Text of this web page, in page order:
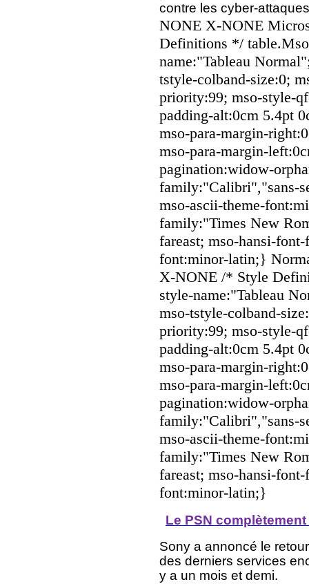
contre les cyber-
NONE X-NONE
Definitions */
name:"Tableau
tstyle-colband-size:0;
priority:99; mso-style-
padding-alt:0cm 5.4pt
mso-para-margin-
mso-para-margin-
pagination:widow-
family:"Calibri","sans-
mso-ascii-theme-
family:"Times New
fareast; mso-hansi-
font:minor-latin;}
X-NONE /* Style
style-name:"Tableau
mso-tstyle-colband-
priority:99; mso-style-
padding-alt:0cm 5.4pt
mso-para-margin-
mso-para-margin-
pagination:widow-
family:"Calibri","sans-
mso-ascii-theme-
family:"Times New
fareast; mso-hansi-
font:minor-latin;}
Le PSN
Sony a annoncé le
des derniers services
y a un mois et demi.